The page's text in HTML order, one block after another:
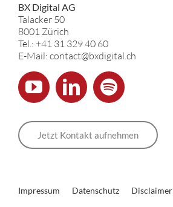
BX Digital AG
Talacker 50
8001 Zürich
Tel.: +41 31 329 40 60
E-Mail: contact@bxdigital.ch
Jetzt Kontakt aufnehmen
Impressum Datenschutz Disclaimer